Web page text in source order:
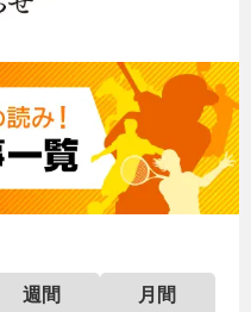
週間 月間